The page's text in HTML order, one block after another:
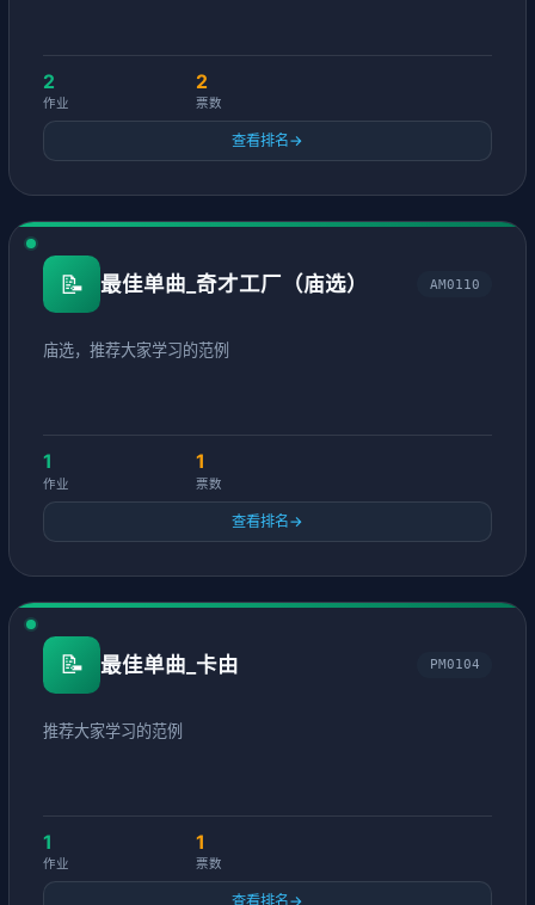
2
作业
2
票数
查看排名→
📝 最佳单曲_奇才工厂（庙选） AM0110
庙选，推荐大家学习的范例
1
作业
1
票数
查看排名→
📝 最佳单曲_卡由 PM0104
推荐大家学习的范例
1
作业
1
票数
查看排名→